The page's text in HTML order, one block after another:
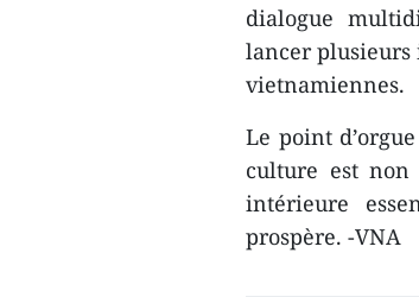
dialogue
lancer plusieurs
vietnamiennes.
Le point
culture est non
intérieure
prospère. -VNA